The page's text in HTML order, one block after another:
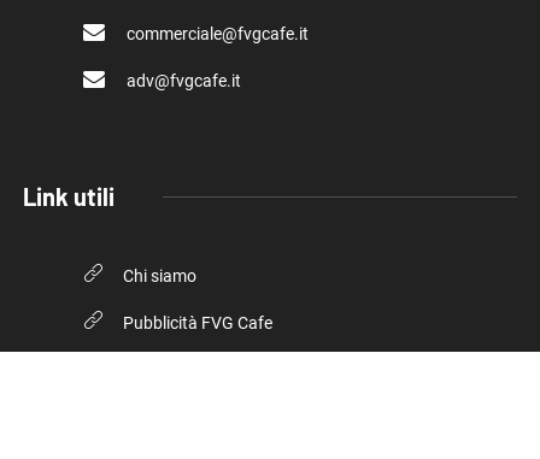
commerciale@fvgcafe.it
adv@fvgcafe.it
Link utili
Chi siamo
Pubblicità FVG Cafe